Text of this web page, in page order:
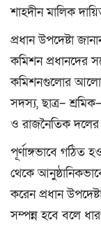
শাহদীন মালিক
প্রধান উপদেষ্টা
কমিশন প্রধানদের
কমিশনগুলোর
সদস্য, ছাত্র–
ও রাজনৈতিক দলের
পূর্ণাঙ্গভাবে
থেকে
করেন প্রধান
সম্পন্ন হবে বলে